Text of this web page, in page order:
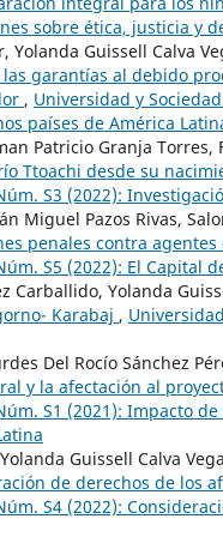
sobre ética, justicia y
Yolanda Guissell Calva
garantías al debido
, Universidad y
países de América
Patricio Granja
Ttoachi desde su
S3 (2022):
Miguel Pazos Rivas,
penales contra
S5 (2022): El Capital
Carballido, Yolanda
Karabaj ,
Del Rocío Sánchez
y la afectación al
S1 (2021): Impacto
Guissell Calva
de derechos de los
S4 (2022):